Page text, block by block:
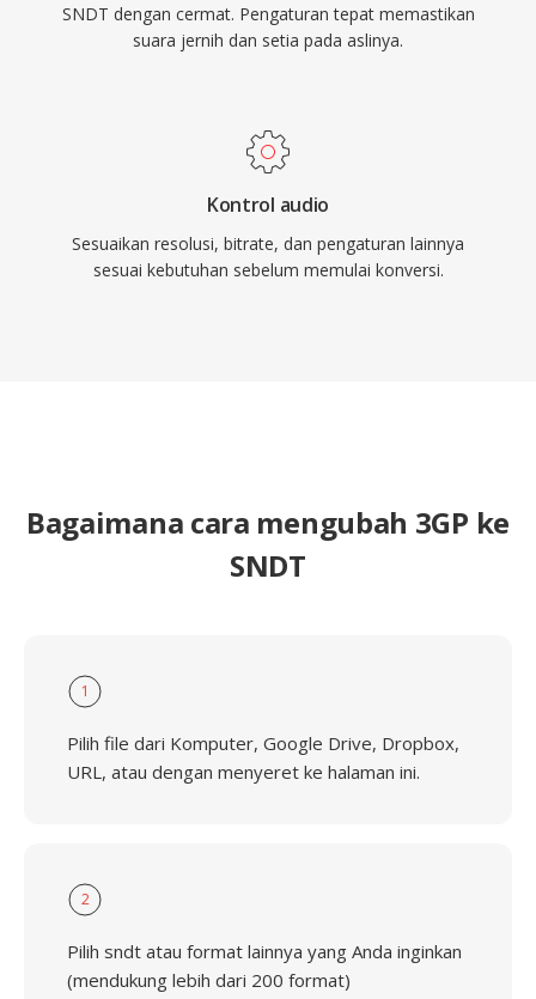
SNDT dengan cermat. Pengaturan tepat memastikan
suara jernih dan setia pada aslinya.
Kontrol audio
Sesuaikan resolusi, bitrate, dan pengaturan lainnya
sesuai kebutuhan sebelum memulai konversi.
Bagaimana cara mengubah 3GP ke
SNDT
1
Pilih file dari Komputer, Google Drive, Dropbox,
URL, atau dengan menyeret ke halaman ini.
2
Pilih sndt atau format lainnya yang Anda inginkan
(mendukung lebih dari 200 format)